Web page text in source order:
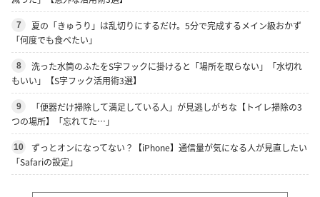
7
夏の「きゅうり」は乱切りにするだけ。5分で完成するメイン級おかず
「何度でも食べたい」
8
洗った水筒のふたをS字フックに掛けると「場所を取らない」「水切れ
もいい」【S字フック活用術3選】
9
「便器だけ掃除して満足している人」が見逃しがちな【トイレ掃除の3
つの場所】「忘れてた…」
10
ずっとオンになってない？【iPhone】通信量が気になる人が見直したい
「Safariの設定」